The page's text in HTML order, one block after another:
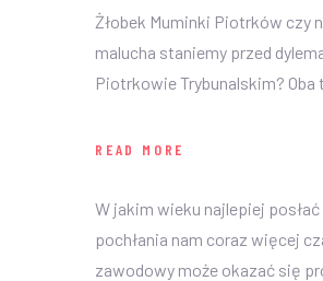
Żłobek Muminki Piotrków czy
malucha staniemy przed
Piotrkowie Trybunalskim?
READ MORE
W jakim wieku najlepiej
pochłania nam coraz więcej
zawodowy może okazać się